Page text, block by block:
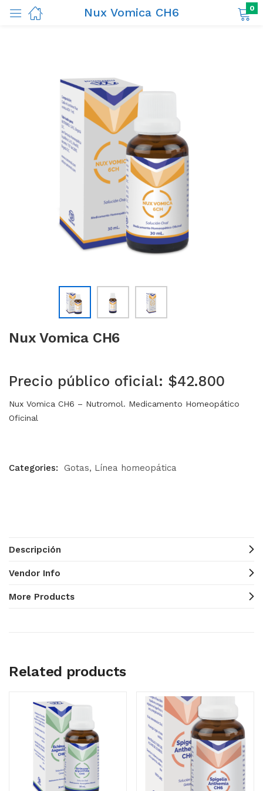
Nux Vomica CH6 0
Nux Vomica CH6
Precio público oficial: $42.800
Nux Vomica CH6 – Nutromol. Medicamento Homeopático
Oficinal
Categories: Gotas Línea homeopática
Descripción
Vendor Info
More Products
Related products